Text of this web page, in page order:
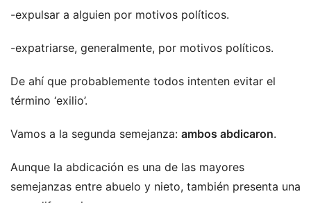
-expulsar a alguien por motivos políticos.
-expatriarse, generalmente, por motivos políticos.
De ahí que probablemente todos intenten evitar el
término ‘exilio’.
Vamos a la segunda semejanza: ambos abdicaron.
Aunque la abdicación es una de las mayores
semejanzas entre abuelo y nieto, también presenta una